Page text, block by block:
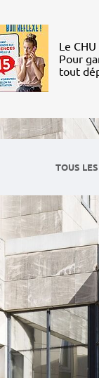
Le
Pour
tout
TOUS